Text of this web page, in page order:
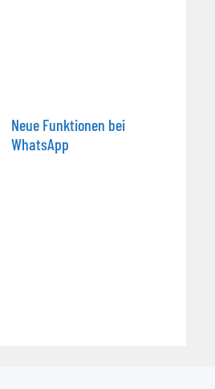
Neue Funktionen bei
WhatsApp